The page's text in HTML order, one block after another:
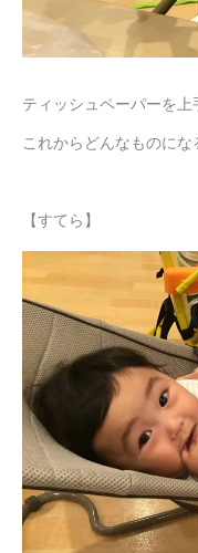
ティッシュペーパーを
これからどんなものに
【すてら】